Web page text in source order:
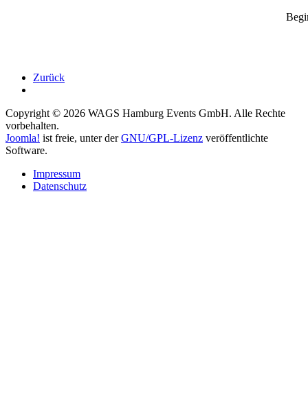
Zurück
Copyright © 2026 WAGS Hamburg Events GmbH. Alle Rechte
vorbehalten.
Joomla! ist freie, unter derGNU/GPL-Lizenz veröffentlichte
Software.
Impressum
Datenschutz